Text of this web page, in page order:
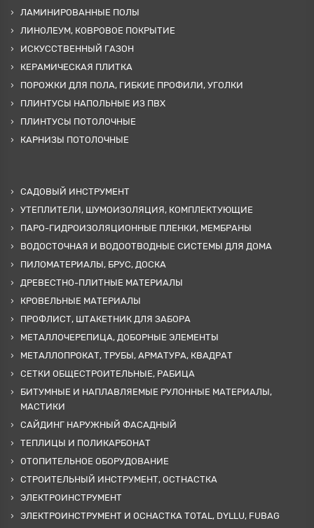
ЛАМИНИРОВАННЫЕ ПОЛЫ
ЛИНОЛЕУМ, КОВРОВОЕ ПОКРЫТИЕ
ИСКУССТВЕННЫЙ ГАЗОН
КЕРАМИЧЕСКАЯ ПЛИТКА
ПОРОЖКИ ДЛЯ ПОЛА, ГИБКИЕ ПРОФИЛИ, УГОЛКИ
ПЛИНТУСЫ НАПОЛЬНЫЕ ИЗ ПВХ
ПЛИНТУСЫ ПОТОЛОЧНЫЕ
КАРНИЗЫ ПОТОЛОЧНЫЕ
САДОВЫЙ ИНСТРУМЕНТ
УТЕПЛИТЕЛИ, ШУМОИЗОЛЯЦИЯ, КОМПЛЕКТУЮЩИЕ
ПАРО-ГИДРОИЗОЛЯЦИОННЫЕ ПЛЕНКИ, МЕМБРАНЫ
ВОДОСТОЧНАЯ И ВОДООТВОДНЫЕ СИСТЕМЫ ДЛЯ ДОМА
ПИЛОМАТЕРИАЛЫ, БРУС, ДОСКА
ДРЕВЕСТНО-ПЛИТНЫЕ МАТЕРИАЛЫ
КРОВЕЛЬНЫЕ МАТЕРИАЛЫ
ПРОФЛИСТ, ШТАКЕТНИК ДЛЯ ЗАБОРА
МЕТАЛЛОЧЕРЕПИЦА, ДОБОРНЫЕ ЭЛЕМЕНТЫ
МЕТАЛЛОПРОКАТ, ТРУБЫ, АРМАТУРА, КВАДРАТ
СЕТКИ ОБЩЕСТРОИТЕЛЬНЫЕ, РАБИЦА
БИТУМНЫЕ И НАПЛАВЛЯЕМЫЕ РУЛОННЫЕ МАТЕРИАЛЫ,
МАСТИКИ
САЙДИНГ НАРУЖНЫЙ ФАСАДНЫЙ
ТЕПЛИЦЫ И ПОЛИКАРБОНАТ
ОТОПИТЕЛЬНОЕ ОБОРУДОВАНИЕ
СТРОИТЕЛЬНЫЙ ИНСТРУМЕНТ, ОСТНАСТКА
ЭЛЕКТРОИНСТРУМЕНТ
ЭЛЕКТРОИНСТРУМЕНТ И ОСНАСТКА TOTAL, DYLLU, FUBAG